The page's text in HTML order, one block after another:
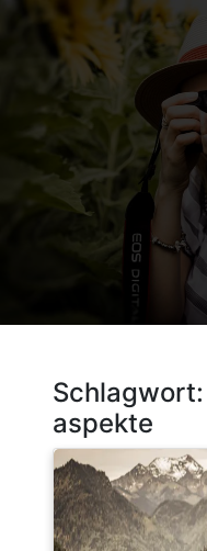
springen
Schlagwort:
aspekte